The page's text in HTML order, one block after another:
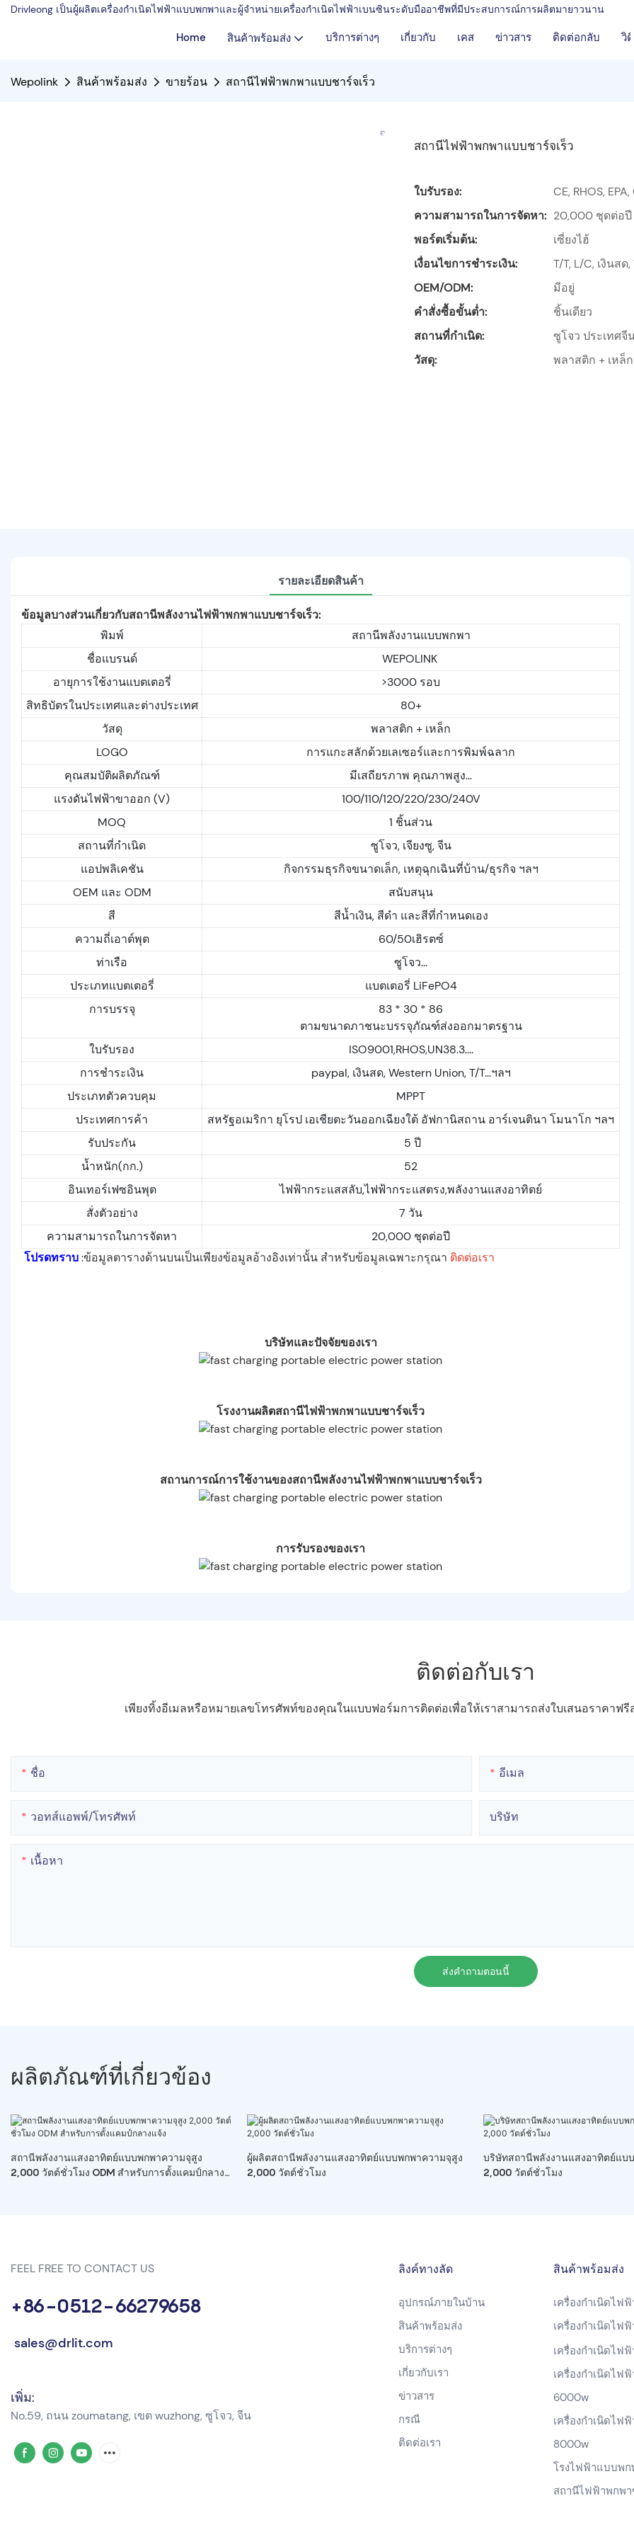
Drivleong เป็นผู้ผลิตเครื่องกำเนิดไฟฟ้าแบบพกพาและผู้จำหน่ายเครื่องกำเนิดไฟฟ้าเบนซินระดับมืออาชีพที่มีประสบการณ์การผลิตมายาวนาน
Home สินค้าพร้อมส่ง บริการต่างๆ เกี่ยวกับ เคส ข่าวสาร ติดต่อกลับ วิ
Wepolink สินค้าพร้อมส่ง ขายร้อน สถานีไฟฟ้าพกพาแบบชาร์จเร็ว
สถานีไฟฟ้าพกพาแบบชาร์จเร็ว
ใบรับรอง:
CE, RHOS,
ความสามารถในการจัดหา: 20,000 ชุดต่อปี
พอร์ตเริ่มต้น:
เซี่ยงไฮ้
เงื่อนไขการชำระเงิน:
T/T, L/C, เงินส
OEM/ODM:
มีอยู่
คำสั่งซื้อขั้นต่ำ:
ชิ้นเดียว
สถานที่กำเนิด:
ซูโจว ประเทศจี
วัสดุ:
พลาสติก + เหล็ก
รายละเอียดสินค้า
ข้อมูลบางส่วนเกี่ยวกับสถานีพลังงานไฟฟ้าพกพาแบบชาร์จเร็ว:
พิมพ์
สถานีพลังงานแบบพกพา
ชื่อแบรนด์
WEPOLINK
อายุการใช้งานแบตเตอรี่
>3000 รอบ
สิทธิบัตรในประเทศและต่างประเทศ
80+
วัสดุ
พลาสติก + เหล็ก
LOGO
การแกะสลักด้วยเลเซอร์และการพิมพ์ฉลาก
คุณสมบัติผลิตภัณฑ์
มีเสถียรภาพ คุณภาพสูง...
แรงดันไฟฟ้าขาออก (V)
100/110/120/220/230/240V
MOQ
1 ชิ้นส่วน
สถานที่กำเนิด
ซูโจว, เจียงซู, จีน
แอปพลิเคชัน
กิจกรรมธุรกิจขนาดเล็ก, เหตุฉุกเฉินที่บ้าน/ธุรกิจ ฯลฯ
OEM และ ODM
สนับสนุน
สี
สีน้ำเงิน, สีดำ และสีที่กำหนดเอง
ความถี่เอาต์พุต
60/50เฮิรตซ์
ท่าเรือ
ซูโจว...
ประเภทแบตเตอรี่
แบตเตอรี่ LiFePO4
การบรรจุ
83 * 30 * 86
ตามขนาดภาชนะบรรจุภัณฑ์ส่งออกมาตรฐาน
ใบรับรอง
ISO9001,RHOS,UN38.3....
การชำระเงิน
paypal, เงินสด, Western Union, T/T...ฯลฯ
ประเภทตัวควบคุม
MPPT
ประเทศการค้า
สหรัฐอเมริกา ยุโรป เอเชียตะวันออกเฉียงใต้ อัฟกานิสถาน อาร์เจนตินา โมนาโก ฯลฯ
รับประกัน
5 ปี
น้ำหนัก(กก.)
52
อินเทอร์เฟซอินพุต
ไฟฟ้ากระแสสลับ,ไฟฟ้ากระแสตรง,พลังงานแสงอาทิตย์
สั่งตัวอย่าง
7 วัน
ความสามารถในการจัดหา
20,000 ชุดต่อปี
โปรดทราบ:ข้อมูลตารางด้านบนเป็นเพียงข้อมูลอ้างอิงเท่านั้น สำหรับข้อมูลเฉพาะกรุณา ติดต่อเรา
บริษัทและปัจจัยของเรา
โรงงานผลิตสถานีไฟฟ้าพกพาแบบชาร์จเร็ว
สถานการณ์การใช้งานของสถานีพลังงานไฟฟ้าพกพาแบบชาร์จเร็ว
การรับรองของเรา
ติดต่อกับเรา
เพียงทิ้งอีเมลหรือหมายเลขโทรศัพท์ของคุณในแบบฟอร์มการติดต่อเพื่อให้เราสามารถส่งใบเสนอราคาฟ
ชื่อ อีเมล
วอทส์แอพพ์/โทรศัพท์ บริษัท
เนื้อหา
ส่งคำถามตอนนี้
ผลิตภัณฑ์ที่เกี่ยวข้อง
สถานีพลังงานแสงอาทิตย์แบบพกพาความจุสูง
2,000 วัตต์ชั่วโมง ODM สำหรับการตั้งแคมป์กลาง
ผู้ผลิตสถานีพลังงานแสงอาทิตย์แบบพกพาความจุสูง
2,000 วัตต์ชั่วโมง
บริษัทสถานีพลังงานแสงอาทิตย์แบ
2,000 วัตต์ชั่วโมง
FEEL FREE TO CONTACT US
+86-0512-66279658
sales@drlit.com
เพิ่ม:
No.59, ถนน zoumatang, เขต wuzhong, ซูโจว, จีน
ลิงค์ทางลัด
อุปกรณ์ภายในบ้าน
สินค้าพร้อมส่ง
บริการต่างๆ
เกี่ยวกับเรา
ข่าวสาร
กรณี
ติดต่อเรา
สินค้าพร้อมส่ง
เครื่องกำเนิดไฟ
เครื่องกำเนิดไฟ
เครื่องกำเนิดไฟ
เครื่องกำเนิดไฟฟ้
6000w
เครื่องกำเนิดไฟฟ้
8000w
โรงไฟฟ้าแบบพก
สถานีไฟฟ้าพกพ